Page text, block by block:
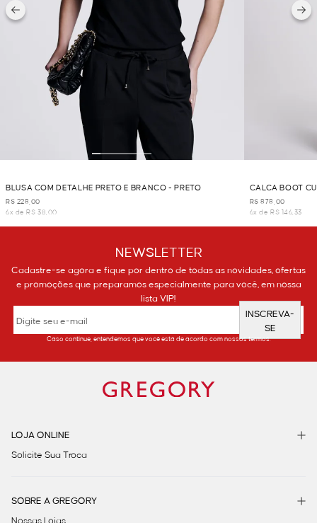
BLUSA COM DETALHE PRETO E BRANCO - PRETO
R$ 228,00
6x de R$ 38,00
CALCA BOOT
R$ 878,00
6x de R$ 146,33
NEWSLETTER
Cadastre-se agora e fique por dentro de todas as novidades, ofertas
e promoções que preparamos especialmente para você, em nossa
lista VIP!
INSCREVA-
SE
Caso continue, entendemos que você está de acordo com nossos termos.
LOJA ONLINE
Solicite Sua Troca
SOBRE A GREGORY